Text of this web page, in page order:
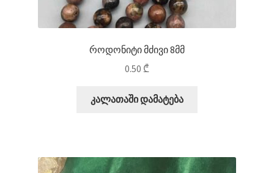
როდონიტი მძივი 8მმ
0.50 ₾
კალათაში დამატება